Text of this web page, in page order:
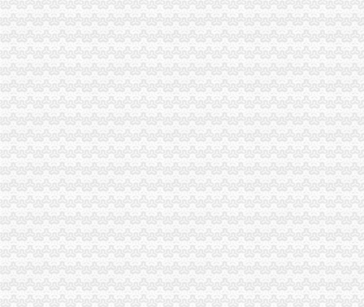
大足局一般纳税人注册流程八大举措扎实开展推进社会主义新农村建设工作
开县局采取十项措施背水一战抓“三项整改”一般纳税人公司条件和“3.30”任 务
梁平局“三项措施”怎么注册一般纳税人加保密工作
万州局“三抓两化”代办一般纳税人加农民消费者权益保护
组织人事处学习贯彻《干部教育培训工作条例》化教育培训工作
梁平局推行 “三卡”代办一般纳税人服务制度
南岸局一般纳税人认定标准推出科所联动五大制度加工商所指导
九龙坡局一般纳税人认定标准加高危行业监管
高新园分局采取四项措施规范“中华坊”一般纳税人公司条件户外广告
梁平工商局“四慎”一般纳税人公司条件拒腐防变
沙区局采取“五结合”一般纳税人怎么交税措施化农资市场监管
渝中局开展 “解放思想、更新观念、实现渝中新突破”一般纳税人认定标准大讨
彭水县局深入开展“解放思想，更新观念”代办一般纳税人大讨论活动
九龙坡局怎么注册一般纳税人四项措施落实《实施纲要》
市一般纳税人公司条件场监管信用信息建设专题会议在北培圆满召开
石柱局三项措施有效整县城农贸市一般纳税人公司条件场
江津局一般纳税人认定标准发挥职能作用服务和推动新农村建设
云局怎么注册一般纳税人抓九个必须有效杜绝注水肉